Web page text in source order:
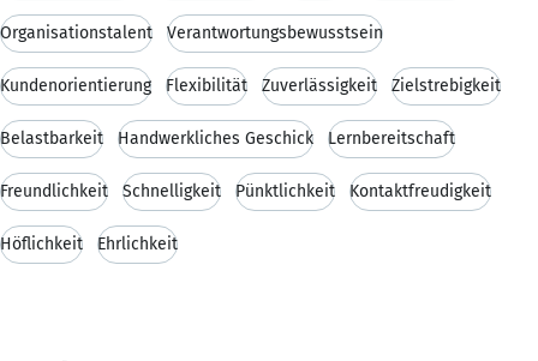
Organisationstalent Verantwortungsbewusstsein
Kundenorientierung Flexibilität Zuverlässigkeit Zielstrebigkeit
Belastbarkeit Handwerkliches Geschick Lernbereitschaft
Freundlichkeit Schnelligkeit Pünktlichkeit Kontaktfreudigkeit
Höflichkeit Ehrlichkeit